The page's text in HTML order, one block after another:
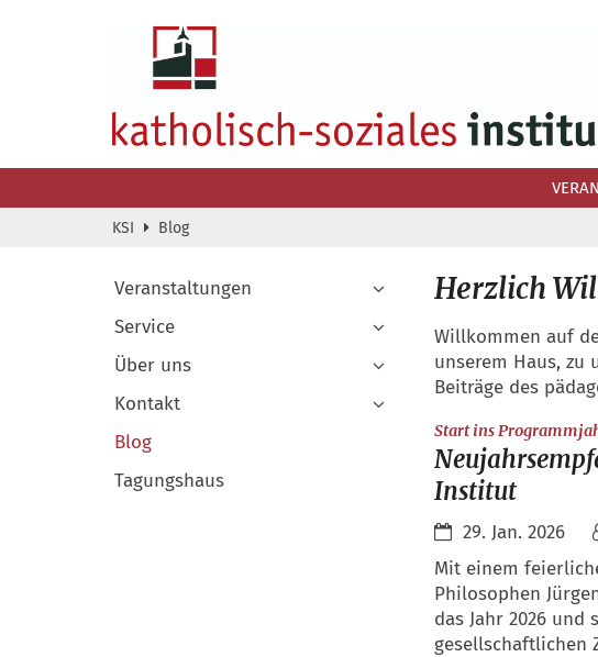
KSI Blog
Herzlich
Willkommen auf
unserem Haus, zu
Beiträge des
Start ins
Institut
29. Jan. 2026
Mit einem
Philosophen
das Jahr 2026
gesellschaftlichen
Veranstaltungen
Service
Über uns
Kontakt
Blog
Tagungshaus